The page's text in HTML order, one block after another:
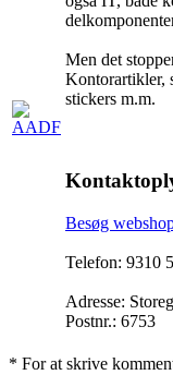
Men det
Kontorartikler,
stickers m.m.
Besøg
Telefon: 9310
Adresse:
Postnr.: 6753
* For at skrive